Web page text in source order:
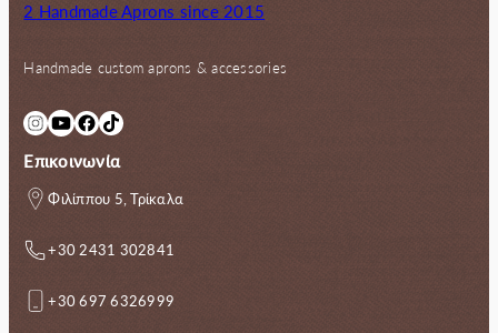
2 Handmade Aprons since 2015
Handmade custom aprons & accessories
InstagramYouTube Facebook TikTok
Επικοινωνία
Φιλίππου 5, Τρίκαλα
+30 2431 302841
+30 697 6326999